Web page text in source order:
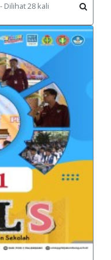
Dilihat 28 kali